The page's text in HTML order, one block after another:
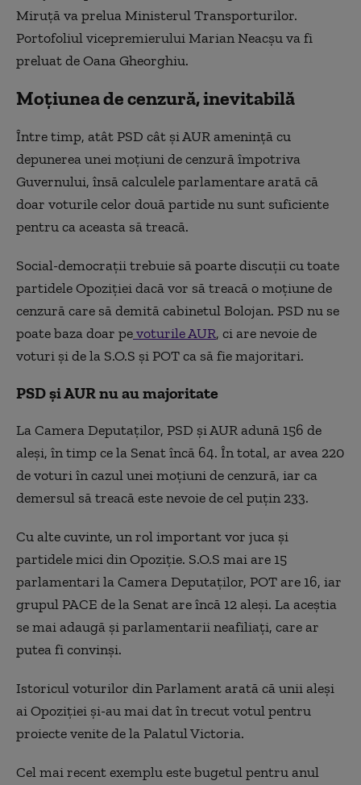
Miruţă va prelua Ministerul Transporturilor.
Portofoliul vicepremierului Marian Neacşu va fi
preluat de Oana Gheorghiu.
Moțiunea de cenzură, inevitabilă
Între timp, atât PSD cât și AUR amenință cu
depunerea unei moțiuni de cenzură împotriva
Guvernului, însă calculele parlamentare arată că
doar voturile celor două partide nu sunt suficiente
pentru ca aceasta să treacă.
Social-democrații trebuie să poarte discuții cu toate
partidele Opoziției dacă vor să treacă o moțiune de
cenzură care să demită cabinetul Bolojan. PSD nu se
poate baza doar pevoturile AUR, ci are nevoie de
voturi și de la S.O.S și POT ca să fie majoritari.
PSD și AUR nu au majoritate
La Camera Deputaților, PSD și AUR adună 156 de
aleși, în timp ce la Senat încă 64. În total, ar avea 220
de voturi în cazul unei moțiuni de cenzură, iar ca
demersul să treacă este nevoie de cel puțin 233.
Cu alte cuvinte, un rol important vor juca și
partidele mici din Opoziție. S.O.S mai are 15
parlamentari la Camera Deputaților, POT are 16, iar
grupul PACE de la Senat are încă 12 aleși. La aceștia
se mai adaugă și parlamentarii neafiliați, care ar
putea fi convinși.
Istoricul voturilor din Parlament arată că unii aleși
ai Opoziției și-au mai dat în trecut votul pentru
proiecte venite de la Palatul Victoria.
Cel mai recent exemplu este bugetul pentru anul